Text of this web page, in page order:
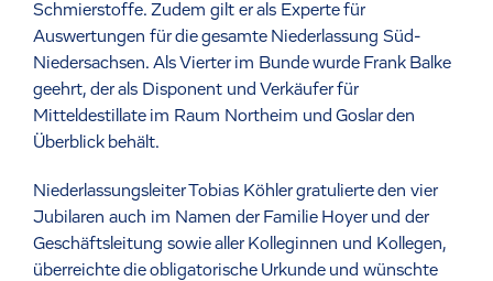
Schmierstoffe. Zudem gilt er als Experte für
Auswertungen für die gesamte Niederlassung Süd-
Niedersachsen. Als Vierter im Bunde wurde Frank Balke
geehrt, der als Disponent und Verkäufer für
Mitteldestillate im Raum Northeim und Goslar den
Überblick behält.
Niederlassungsleiter Tobias Köhler gratulierte den vier
Jubilaren auch im Namen der Familie Hoyer und der
Geschäftsleitung sowie aller Kolleginnen und Kollegen,
überreichte die obligatorische Urkunde und wünschte